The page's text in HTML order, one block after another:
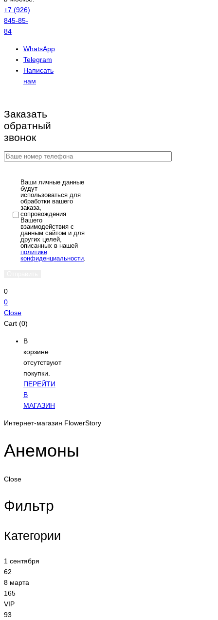
+7 (926)
845-85-
84
WhatsApp
Telegram
Написать
нам
Заказать
обратный
звонок
Ваши личные данные
будут
использоваться для
обработки вашего
заказа,
сопровождения
Вашего
взаимодействия с
данным сайтом и для
других целей,
описанных в нашей
политике
конфиденциальности.
0
0
Close
Cart (0)
В
корзине
отсутствуют
покупки.
ПЕРЕЙТИ
В
МАГАЗИН
Интернет-магазин FlowerStory
Анемоны
Close
Фильтр
Категории
1 сентября
62
8 марта
165
VIP
93